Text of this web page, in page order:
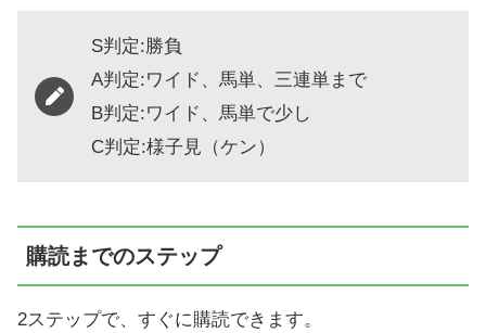
S判定:勝負
A判定:ワイド、馬単、三連単まで
B判定:ワイド、馬単で少し
C判定:様子見（ケン）
購読までのステップ
2ステップで、すぐに購読できます。